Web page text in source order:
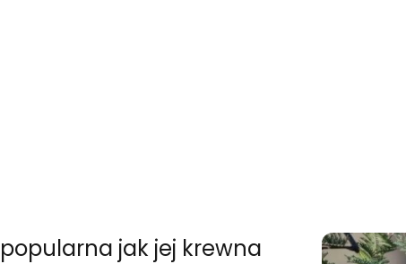
jak jej krewna